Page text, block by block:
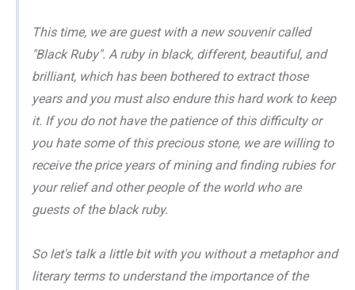
This time, we are guest with a new souvenir called
"Black Ruby". A ruby in black, different, beautiful, and
brilliant, which has been bothered to extract those
years and you must also endure this hard work to keep
it. If you do not have the patience of this difficulty or
you hate some of this precious stone, we are willing to
receive the price years of mining and finding rubies for
your relief and other people of the world who are
guests of the black ruby.
So let's talk a little bit with you without a metaphor and
literary terms to understand the importance of the